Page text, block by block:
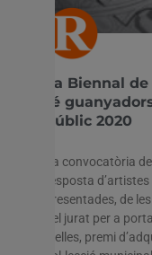
La Biennal
té
públic 2020
La convocatòria
resposta
presentades, de
pel jurat per a
d’elles, premi